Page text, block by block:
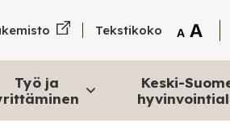
Tekstikoko A A
Työ ja
Keski-